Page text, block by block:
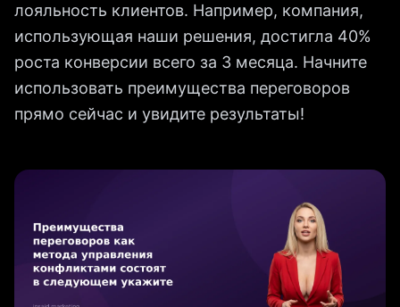
лояльность клиентов. Например, компания,
использующая наши решения, достигла 40%
роста конверсии всего за 3 месяца. Начните
использовать преимущества переговоров
прямо сейчас и увидите результаты!